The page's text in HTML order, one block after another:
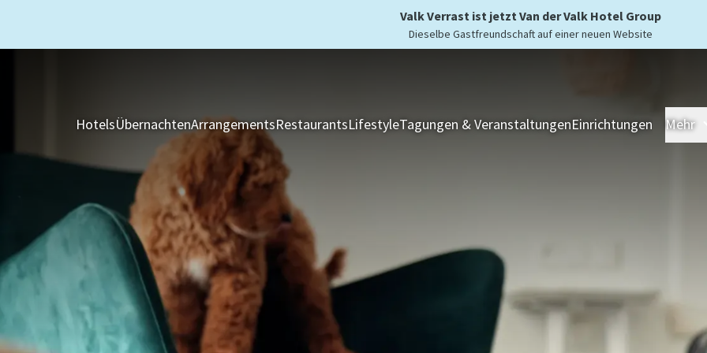
Valk Verrast ist jetzt Van der Valk Hotel Group
Dieselbe Gastfreundschaft auf einer neuen Website
HotelsÜbernachtenArrangementsRestaurantsLifestyleTagungen & VeranstaltungenEinrichtungen Mehr